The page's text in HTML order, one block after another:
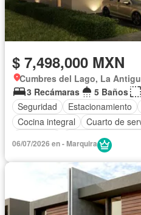
$ 7,498,000 MXN
Cumbres del Lago, La
3 Recámaras
5 Baños
Seguridad
Estacionamiento
Cocina integral
Cuarto de
Caseta de vigilancia
06/07/2026 en - Marquira